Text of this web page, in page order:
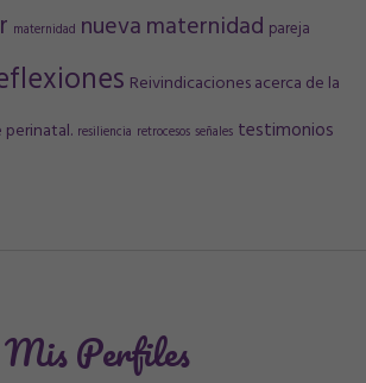
maternidad nueva maternidad pareja
Reivindicaciones acerca de la
resiliencia retrocesos señales testimonios
Mis Perfiles